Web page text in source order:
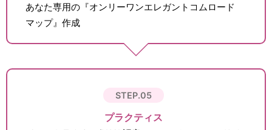
あなた専用の『オンリーワンエレガントコムロード
マップ』作成
STEP.05
プラクティス